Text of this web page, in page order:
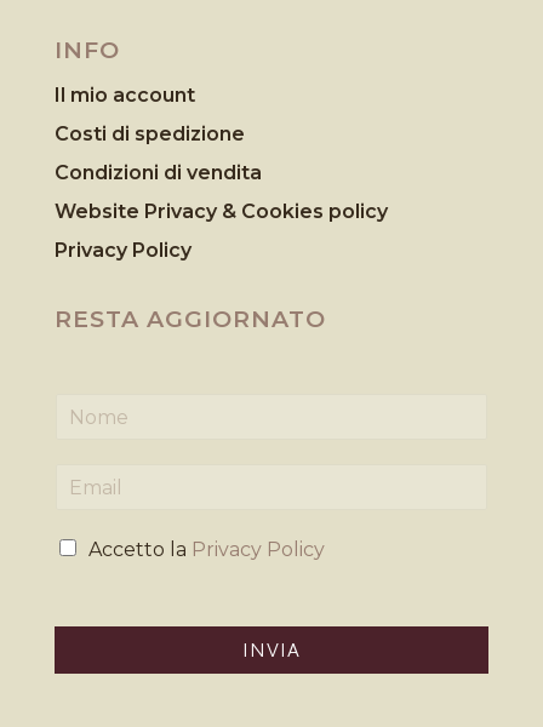
INFO
Il mio account
Costi di spedizione
Condizioni di vendita
Website Privacy & Cookies policy
Privacy Policy
RESTA AGGIORNATO
m
iP
Accetto la Privacy Policy
INVIA